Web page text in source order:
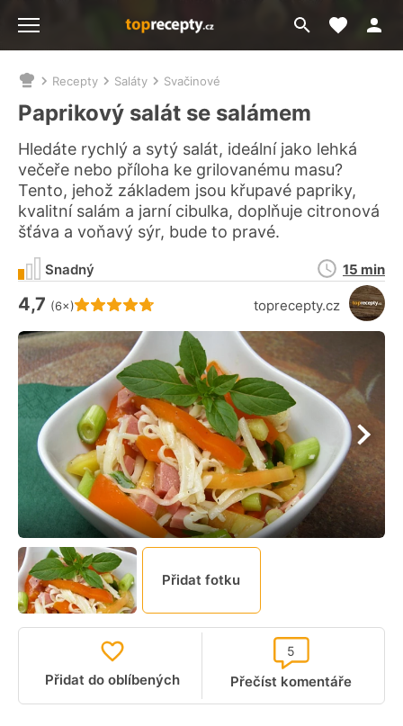
Přejít
na
Moje
Nacházíte
se
zde:
Recepty Saláty Svačinové
Paprikový salát se salámem
Hledáte rychlý a sytý salát, ideální jako lehká
večeře nebo příloha ke grilovanému masu?
Tento, jehož základem jsou křupavé papriky,
kvalitní salám a jarní cibulka, doplňuje citronová
šťáva a voňavý sýr, bude to pravé.
Hodnocení receptu je
4,7 (6×) toprecepty.cz
Snadný
Doba
přípravy
15 min
Přidat fotku
Přidat do oblíbených Přečíst komentáře
5